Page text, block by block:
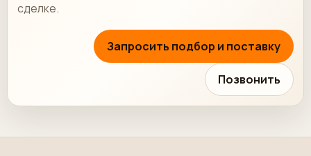
сделке.
Запросить подбор и поставку
Позвонить